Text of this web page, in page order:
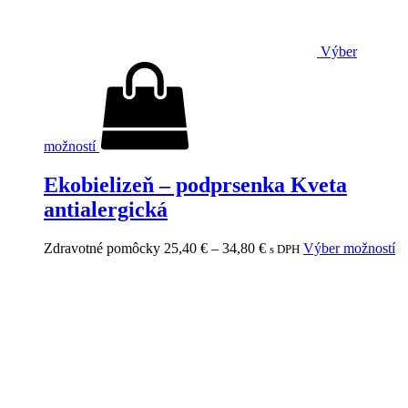
Výber
možností
Ekobielizeň – podprsenka Kveta
antialergická
Zdravotné pomôcky 25,40 € – 34,80 € s DPH Výber možností